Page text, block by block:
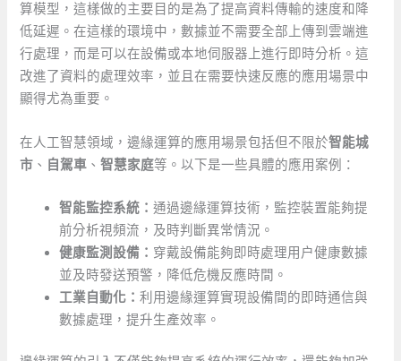
算模型，這樣做的主要目的是為了提高資料傳輸的速度和降
低延遲。在這樣的環境中，數據並不需要全部上傳到雲端進
行處理，而是可以在設備或本地伺服器上進行即時分析。這
改進了資料的處理效率，並且在需要快速反應的應用場景中
顯得尤為重要。
在人工智慧領域，邊緣運算的應用場景包括但不限於智能城
市 、 自駕車 、智慧家庭等。以下是一些具體的應用案例：
智能監控系統：通過邊緣運算技術，監控裝置能夠提
前分析視頻流，及時判斷異常情況。
健康監測設備： 穿戴設備能夠即時處理用户健康數據
並及時發送預警，降低危機反應時間。
工業自動化：利用邊緣運算實現設備間的即時通信與
數據處理，提升生產效率。